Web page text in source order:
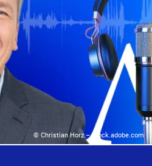
© Christian Horz – stock.adobe.com